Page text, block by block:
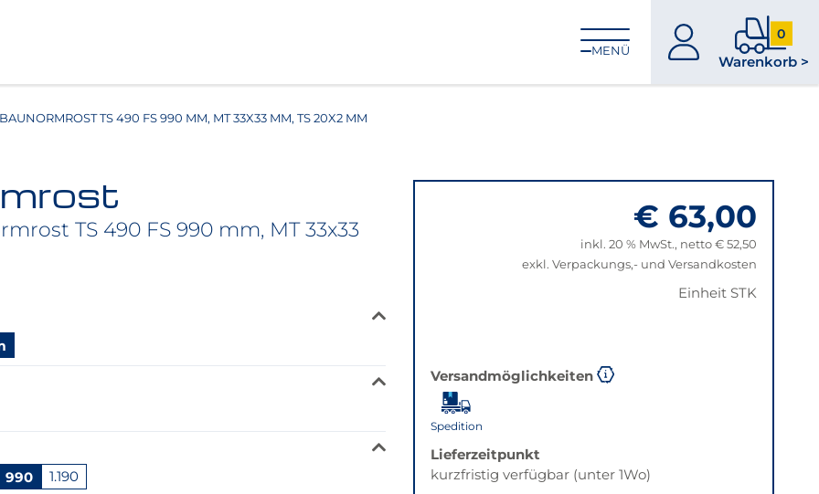
MENÜ
zum
0
Warenkorb >
0
im
TS 490 FS 990 MM, MT 33X33 MM, TS 20X2 MM
TS 490 FS 990 mm, MT 33x33
990
1.190
€ 63,00
inkl. 20 % MwSt., netto € 52,50
exkl. Verpackungs,- und Versandkosten
Einheit STK
Versandmöglichkeiten
Spedition
Lieferzeitpunkt
kurzfristig verfügbar (unter 1Wo)